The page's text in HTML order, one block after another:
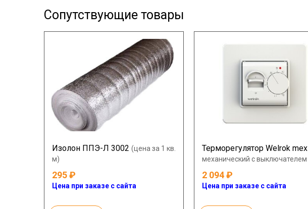
Сопутствующие товары
Изолон ППЭ-Л 3002 (цена за 1 кв.
м)
295
Цена при заказе с сайта
Терморегулятор Welrok mex
механический с выключателем
2 094
Цена при заказе с сайта